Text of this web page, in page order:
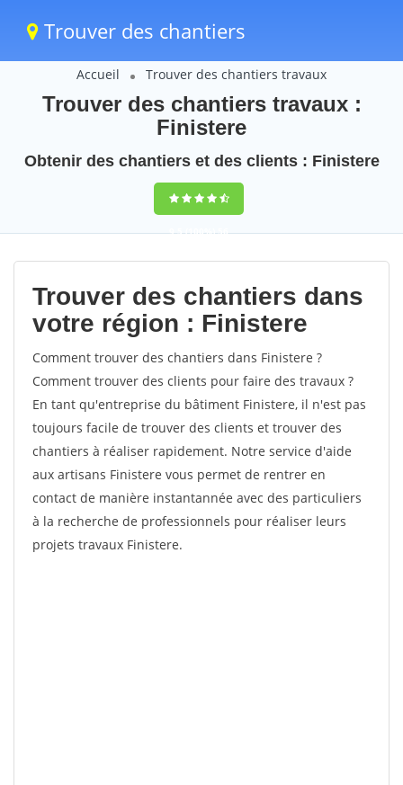
Trouver des chantiers
Accueil Trouver des chantiers travaux
Trouver des chantiers travaux :
Finistere
Obtenir des chantiers et des clients : Finistere
9,5(100%)56
votes
Trouver des chantiers dans
votre région : Finistere
Comment trouver des chantiers dans Finistere ?
Comment trouver des clients pour faire des travaux ?
En tant qu'entreprise du bâtiment Finistere, il n'est pas
toujours facile de trouver des clients et trouver des
chantiers à réaliser rapidement. Notre service d'aide
aux artisans Finistere vous permet de rentrer en
contact de manière instantannée avec des particuliers
à la recherche de professionnels pour réaliser leurs
projets travaux Finistere.